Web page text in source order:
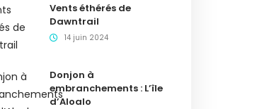
Vents éthérés de
Dawntrail
14 juin 2024
Donjon à
embranchements : L’île
d’Aloalo